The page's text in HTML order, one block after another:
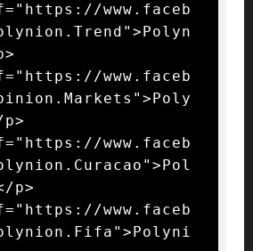
www.faceb
www.faceb
www.faceb
p>
www.faceb